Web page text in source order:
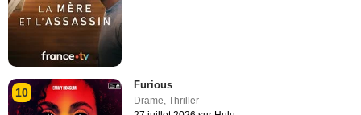
10
Furious
Drame,Thriller